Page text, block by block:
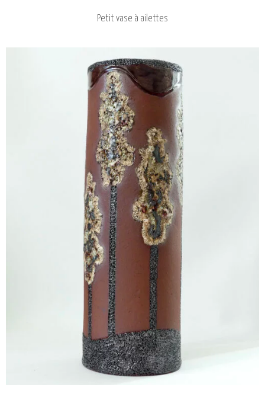
Petit vase à ailettes